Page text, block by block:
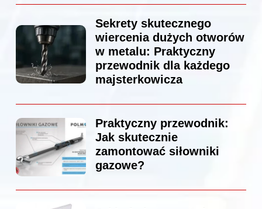
Sekrety skutecznego
wiercenia dużych otworów
w metalu: Praktyczny
przewodnik dla każdego
majsterkowicza
Praktyczny przewodnik:
Jak skutecznie
zamontować siłowniki
gazowe?